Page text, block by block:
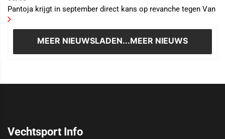
Pantoja krijgt in september direct kans op revanche tegen Van
MEER NIEUWSLADEN...MEER NIEUWS
Vechtsport Info